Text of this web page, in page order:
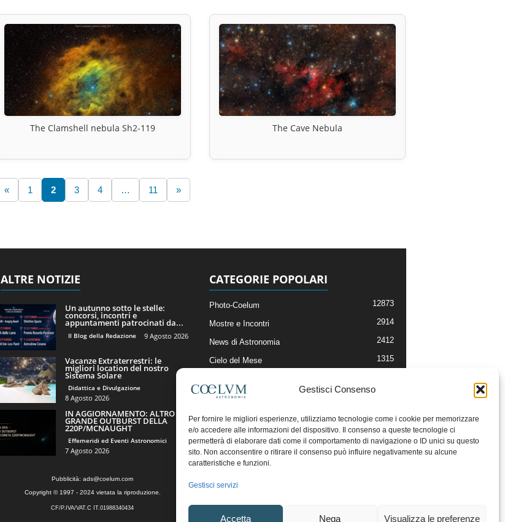
Gestisci Consenso
Per fornire le migliori esperienze, utilizziamo tecnologie come i cookie per memorizzare
e/o accedere alle informazioni del dispositivo. Il consenso a queste tecnologie ci
permetterà di elaborare dati come il comportamento di navigazione o ID unici su questo
sito. Non acconsentire o ritirare il consenso può influire negativamente su alcune
caratteristiche e funzioni.
Gestisci servizi
Accetta Nega Visualizza le preferenze
The Clamshell nebula Sh2-119 The Cave Nebula
« 1 2 3 4 … 11 »
ALTRE NOTIZIE
Un autunno sotto le stelle:
concorsi, incontri e
appuntamenti patrocinati da...
Il Blog della Redazione 9 Agosto 2026
Vacanze Extraterrestri: le
migliori location del nostro
Sistema Solare
Didattica e Divulgazione
8 Agosto 2026
IN AGGIORNAMENTO: ALTRO
GRANDE OUTBURST DELLA
220P/MCNAUGHT
Effemeridi ed Eventi Astronomici
7 Agosto 2026
CATEGORIE POPOLARI
Photo-Coelum 12873
Mostre e Incontri 2914
News di Astronomia 2412
Cielo del Mese 1315
Articoli e Risorse On-Line
Il Blog della Redazione
Pubblicità: ads@coelum.com
Copyright © 1997 - 2024 vietata la riproduzione.
CF/P.IVA/VAT.C IT.01988340434